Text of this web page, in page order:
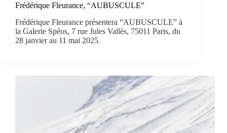
Frédérique Fleurance, “AUBUSCULE”
Frédérique Fleurance présentera “AUBUSCULE” à
la Galerie Spéos, 7 rue Jules Vallès, 75011 Paris, du
28 janvier au 11 mai 2025.